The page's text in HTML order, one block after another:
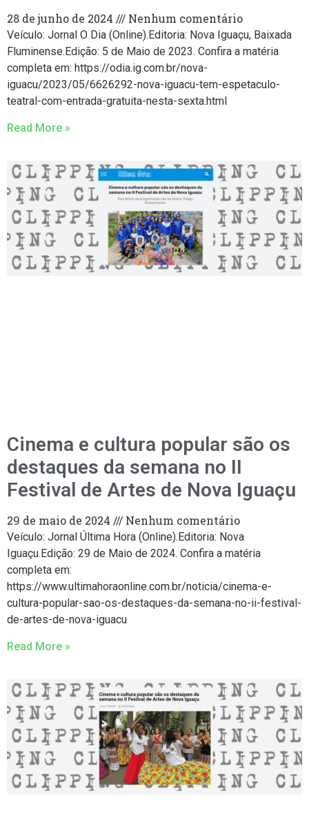
28 de junho de 2024 Nenhum comentário
Veículo: Jornal O Dia (Online).Editoria: Nova Iguaçu, Baixada
Fluminense.Edição: 5 de Maio de 2023. Confira a matéria
completa em: https://odia.ig.com.br/nova-
iguacu/2023/05/6626292-nova-iguacu-tem-espetaculo-
teatral-com-entrada-gratuita-nesta-sexta.html
Read More »
Cinema e cultura popular são os
destaques da semana no II
Festival de Artes de Nova Iguaçu
29 de maio de 2024 Nenhum comentário
Veículo: Jornal Última Hora (Online).Editoria: Nova
Iguaçu.Edição: 29 de Maio de 2024. Confira a matéria
completa em:
https://www.ultimahoraonline.com.br/noticia/cinema-e-
cultura-popular-sao-os-destaques-da-semana-no-ii-festival-
de-artes-de-nova-iguacu
Read More »